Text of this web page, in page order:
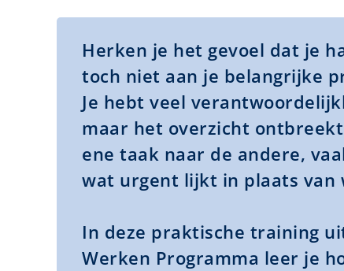
Herken je het gevoel dat je
toch niet aan je belangrijke
Je hebt veel
maar het overzicht
ene taak naar de andere,
wat urgent lijkt in plaats van
In deze praktische training
Werken Programma leer je